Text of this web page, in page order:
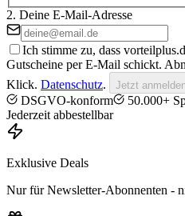
2. Deine E-Mail-Adresse
Ich stimme zu, dass
Gutscheine per E-Mail schickt.
Klick. Datenschutz. Jetzt
DSGVO-konform 50.000+
Jederzeit abbestellbar
Exklusive Deals
Nur für Newsletter-Abonnenten -